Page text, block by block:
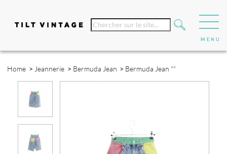
Home > Jeannerie > Bermuda Jean > Bermuda Jean ""